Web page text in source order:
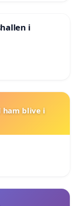
i
ham blive i